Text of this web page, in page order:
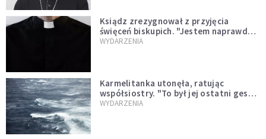
Ksiądz zrezygnował z przyjęcia
święceń biskupich. "Jestem naprawdę
niegodny"
WYDARZENIA
Karmelitanka utonęła, ratując
współsiostry. "To był jej ostatni gest
miłości"
WYDARZENIA